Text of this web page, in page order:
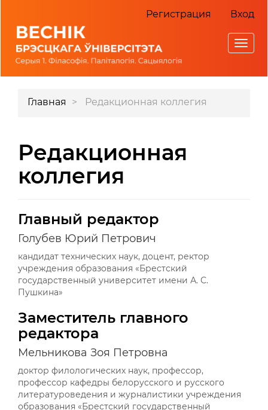
навигационная
панель
Основное
панель
Регистрация Вход
Главная Редакционная коллегия
Редакционная
коллегия
Главный редактор
Голубев Юрий Петрович
кандидат технических наук, доцент, ректор
учреждения образования «Брестский
государственный университет имени А. С.
Пушкина»
Заместитель главного
редактора
Мельникова Зоя Петровна
доктор филологических наук, профессор,
профессор кафедры белорусского и русского
литературоведения и журналистики учреждения
образования «Брестский государственный